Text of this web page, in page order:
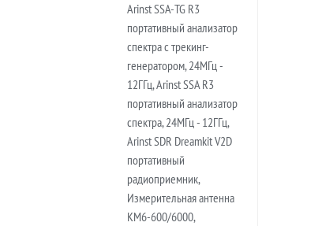
Arinst SSA-TG R3
портативный анализатор
спектра с трекинг-
генератором, 24МГц -
12ГГц, Arinst SSA R3
портативный анализатор
спектра, 24МГц - 12ГГц,
Arinst SDR Dreamkit V2D
портативный
радиоприемник,
Измерительная антенна
KM6-600/6000,